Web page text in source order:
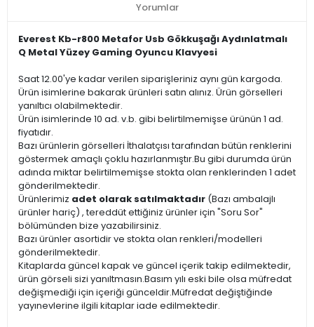
Yorumlar
Everest Kb-r800 Metafor Usb Gökkuşağı Aydınlatmalı
Q Metal Yüzey Gaming Oyuncu Klavyesi
Saat 12.00'ye kadar verilen siparişleriniz aynı gün kargoda.
Ürün isimlerine bakarak ürünleri satın alınız. Ürün görselleri
yanıltıcı olabilmektedir.
Ürün isimlerinde 10 ad. v.b. gibi belirtilmemişse ürünün 1 ad.
fiyatıdır.
Bazı ürünlerin görselleri İthalatçısı tarafından bütün renklerini
göstermek amaçlı çoklu hazırlanmıştır.Bu gibi durumda ürün
adında miktar belirtilmemişse stokta olan renklerinden 1 adet
gönderilmektedir.
Ürünlerimiz adet olarak satılmaktadır (Bazı ambalajlı
ürünler hariç) , tereddüt ettiğiniz ürünler için "Soru Sor"
bölümünden bize yazabilirsiniz.
Bazı ürünler asortidir ve stokta olan renkleri/modelleri
gönderilmektedir.
Kitaplarda güncel kapak ve güncel içerik takip edilmektedir,
ürün görseli sizi yanıltmasın.Basım yılı eski bile olsa müfredat
değişmediği için içeriği günceldir.Müfredat değiştiğinde
yayınevlerine ilgili kitaplar iade edilmektedir.